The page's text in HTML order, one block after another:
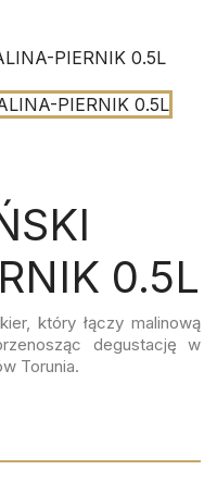
0.5L
który łączy malinową
degustację w
Torunia.